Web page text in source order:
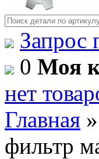
Запрос
0 Моя
нет
Главная »
фильтр